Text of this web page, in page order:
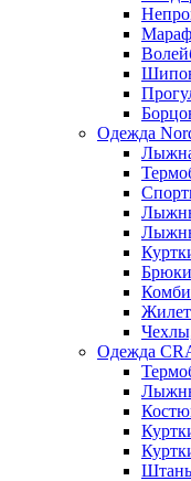
Одежда
Брюки
Одежда